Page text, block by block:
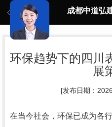
成都中道弘
环保趋势下的四川
展
[发布日期：
在当今社会，环保已成为各